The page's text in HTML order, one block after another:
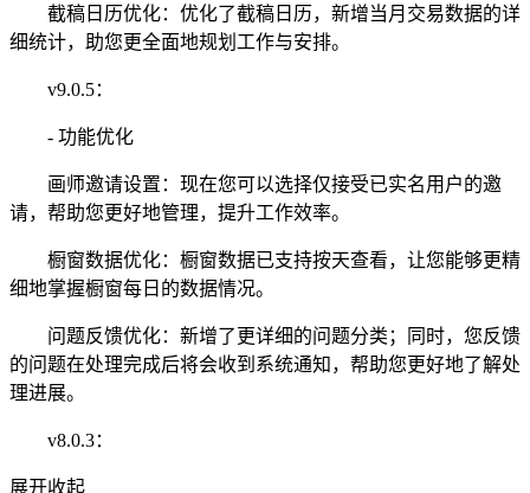
截稿日历优化：优化了截稿日历，新增当月交易数据的详
细统计，助您更全面地规划工作与安排。
v9.0.5：
- 功能优化
画师邀请设置：现在您可以选择仅接受已实名用户的邀
请，帮助您更好地管理，提升工作效率。
橱窗数据优化：橱窗数据已支持按天查看，让您能够更精
细地掌握橱窗每日的数据情况。
问题反馈优化：新增了更详细的问题分类；同时，您反馈
的问题在处理完成后将会收到系统通知，帮助您更好地了解处
理进展。
v8.0.3：
展开收起